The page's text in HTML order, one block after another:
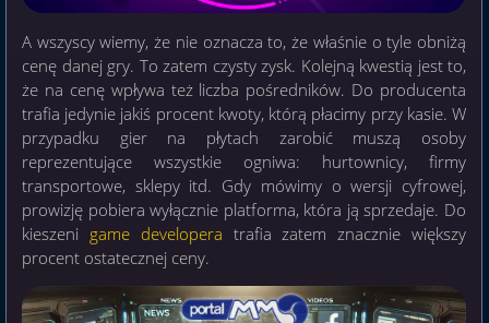
A wszyscy wiemy, że nie oznacza to, że właśnie o tyle obniżą
cenę danej gry. To zatem czysty zysk. Kolejną kwestią jest to,
że na cenę wpływa też liczba pośredników. Do producenta
trafia jedynie jakiś procent kwoty, którą płacimy przy kasie. W
przypadku gier na płytach zarobić muszą osoby
reprezentujące wszystkie ogniwa: hurtownicy, firmy
transportowe, sklepy itd. Gdy mówimy o wersji cyfrowej,
prowizję pobiera wyłącznie platforma, która ją sprzedaje. Do
kieszeni game developera trafia zatem znacznie większy
procent ostatecznej ceny.